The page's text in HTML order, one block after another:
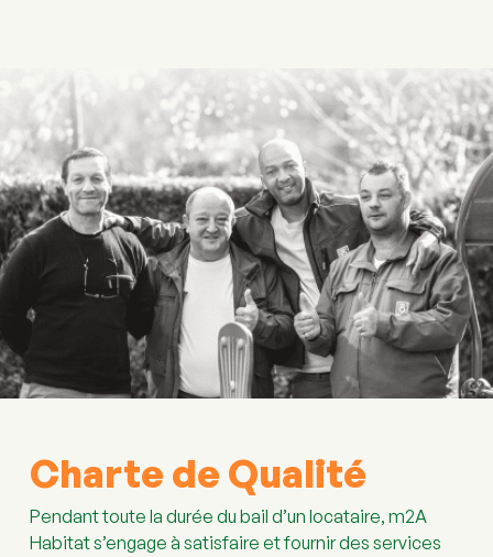
Charte de Qualité
Pendant toute la durée du bail d’un locataire, m2A
Habitat s’engage à satisfaire et fournir des services